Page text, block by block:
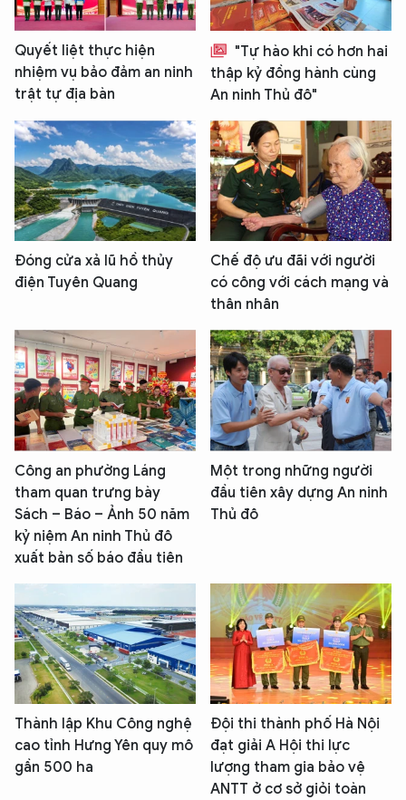
Quyết liệt thực hiện
nhiệm vụ bảo đảm an ninh
trật tự địa bàn
"Tự hào khi có hơn hai
thập kỷ đồng hành cùng
An ninh Thủ đô"
Đóng cửa xả lũ hồ thủy
điện Tuyên Quang
Chế độ ưu đãi với người
có công với cách mạng và
thân nhân
Công an phường Láng
tham quan trưng bày
Sách – Báo – Ảnh 50 năm
kỷ niệm An ninh Thủ đô
xuất bản số báo đầu tiên
Một trong những người
đầu tiên xây dựng An ninh
Thủ đô
Thành lập Khu Công nghệ
cao tỉnh Hưng Yên quy mô
gần 500 ha
Đội thi thành phố Hà Nội
đạt giải A Hội thi lực
lượng tham gia bảo vệ
ANTT ở cơ sở giỏi toàn
TÔI LÀ CHATBOT CỦA
Hãy hỏi tôi bất kỳ điều gì bạn cần biết về
An Ninh Thủ Đô nhé. Tôi sẵn sàng hỗ trợ!